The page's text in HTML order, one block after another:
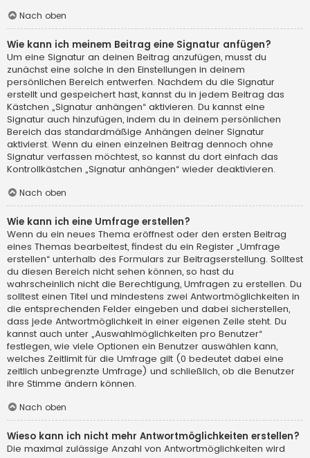
Nach oben
Wie kann ich meinem Beitrag eine Signatur anfügen?
Um eine Signatur an deinen Beitrag anzufügen, musst du
zunächst eine solche in den Einstellungen in deinem
persönlichen Bereich entwerfen. Nachdem du die Signatur
erstellt und gespeichert hast, kannst du in jedem Beitrag das
Kästchen „Signatur anhängen“ aktivieren. Du kannst eine
Signatur auch hinzufügen, indem du in deinem persönlichen
Bereich das standardmäßige Anhängen deiner Signatur
aktivierst. Wenn du einen einzelnen Beitrag dennoch ohne
Signatur verfassen möchtest, so kannst du dort einfach das
Kontrollkästchen „Signatur anhängen“ wieder deaktivieren.
Nach oben
Wie kann ich eine Umfrage erstellen?
Wenn du ein neues Thema eröffnest oder den ersten Beitrag
eines Themas bearbeitest, findest du ein Register „Umfrage
erstellen“ unterhalb des Formulars zur Beitragserstellung. Solltest
du diesen Bereich nicht sehen können, so hast du
wahrscheinlich nicht die Berechtigung, Umfragen zu erstellen. Du
solltest einen Titel und mindestens zwei Antwortmöglichkeiten in
die entsprechenden Felder eingeben und dabei sicherstellen,
dass jede Antwortmöglichkeit in einer eigenen Zeile steht. Du
kannst auch unter „Auswahlmöglichkeiten pro Benutzer“
festlegen, wie viele Optionen ein Benutzer auswählen kann,
welches Zeitlimit für die Umfrage gilt (0 bedeutet dabei eine
zeitlich unbegrenzte Umfrage) und schließlich, ob die Benutzer
ihre Stimme ändern können.
Nach oben
Wieso kann ich nicht mehr Antwortmöglichkeiten erstellen?
Die maximal zulässige Anzahl von Antwortmöglichkeiten wird